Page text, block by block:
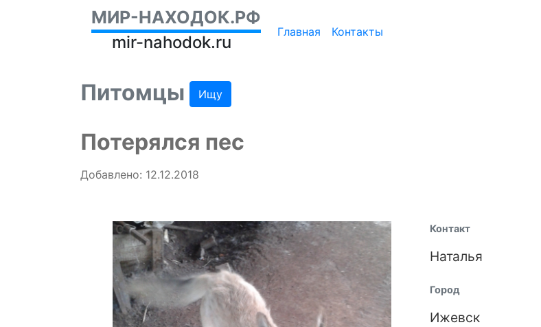
МИР-НАХОДОК.РФ
mir-nahodok.ru
Главная Контакты
Питомцы Ищу
Потерялся пес
Добавлено: 12.12.2018
Контакт
Наталья
Город
Ижевск